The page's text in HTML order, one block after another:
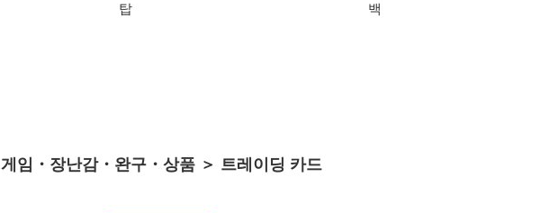
탑 백
게임・장난감・완구・상품 ＞ 트레이딩 카드